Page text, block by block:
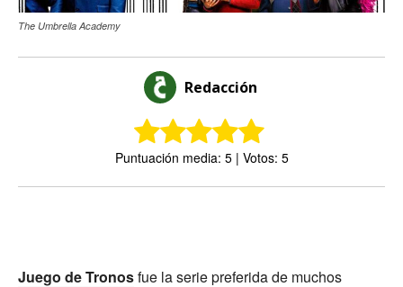
The Umbrella Academy
Redacción
Puntuación media: 5 | Votos: 5
Juego de Tronosfue la serie preferida de muchos